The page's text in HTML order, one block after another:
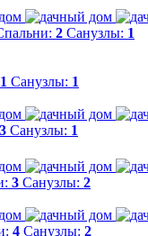
2 Санузлы: 1
1 Санузлы: 1
3 Санузлы: 1
3 Санузлы: 2
4 Санузлы: 2